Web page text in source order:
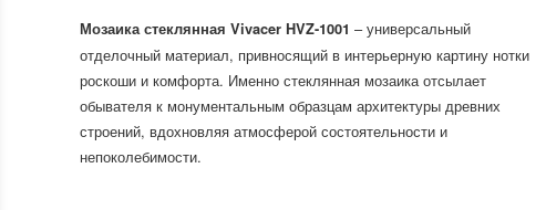
Мозаика стеклянная Vivacer HVZ-1001 – универсальный
отделочный материал, привносящий в интерьерную картину нотки
роскоши и комфорта. Именно стеклянная мозаика отсылает
обывателя к монументальным образцам архитектуры древних
строений, вдохновляя атмосферой состоятельности и
непоколебимости.